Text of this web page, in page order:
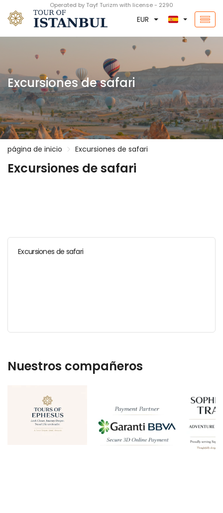
Operated by Tayf Turizm with license - 2290
EUR
Excursiones de safari
página de inicio Excursiones de safari
Excursiones de safari
Excursiones de safari
Nuestros compañeros